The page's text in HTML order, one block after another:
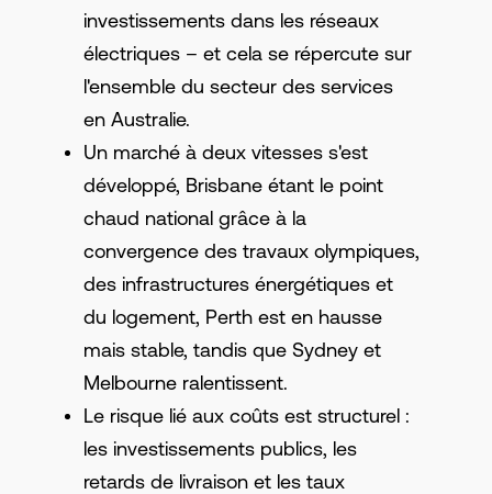
investissements dans les réseaux
électriques – et cela se répercute sur
l'ensemble du secteur des services
en Australie.
Un marché à deux vitesses s'est
développé, Brisbane étant le point
chaud national grâce à la
convergence des travaux olympiques,
des infrastructures énergétiques et
du logement, Perth est en hausse
mais stable, tandis que Sydney et
Melbourne ralentissent.
Le risque lié aux coûts est structurel :
les investissements publics, les
retards de livraison et les taux